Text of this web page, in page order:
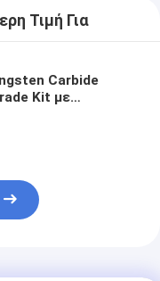
Τιμή Για
Carbide
Kit με